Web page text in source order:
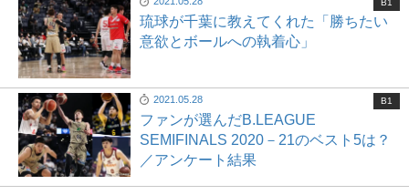
琉球が千葉に教えてくれた「勝ちたい
意欲とボールへの執着心」
B1
2021.05.28
ファンが選んだB.LEAGUE
SEMIFINALS 2020－21のベスト5は？
／アンケート結果
B1